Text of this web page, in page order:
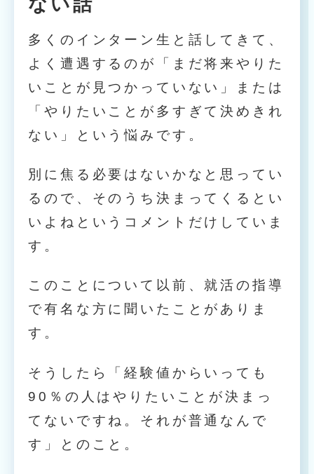
多くのインターン生と話してきて、
よく遭遇するのが「まだ将来やりた
いことが見つかっていない」または
「やりたいことが多すぎて決めきれ
ない」という悩みです。
別に焦る必要はないかなと思ってい
るので、そのうち決まってくるとい
いよねというコメントだけしていま
す。
このことについて以前、就活の指導
で有名な方に聞いたことがありま
す。
そうしたら「経験値からいっても
90％の人はやりたいことが決まっ
てないですね。それが普通なんで
す」とのこと。